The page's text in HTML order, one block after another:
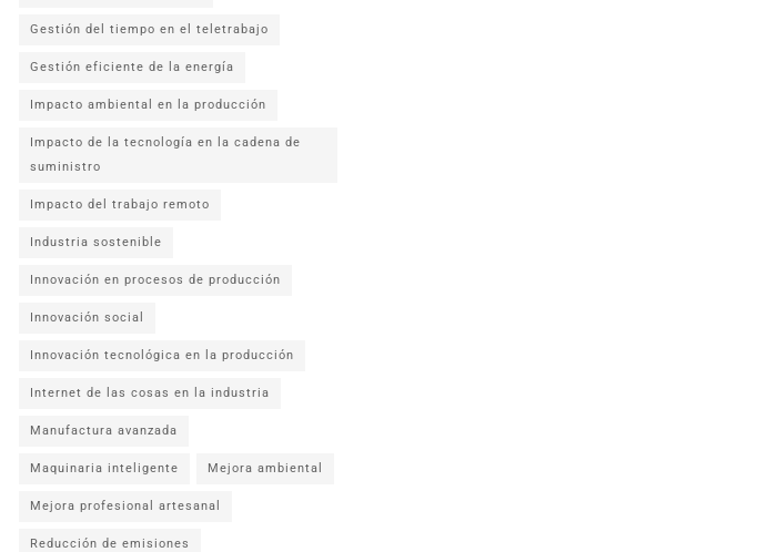
Gestión del tiempo en el teletrabajo
Gestión eficiente de la energía
Impacto ambiental en la producción
Impacto de la tecnología en la cadena de
suministro
Impacto del trabajo remoto
Industria sostenible
Innovación en procesos de producción
Innovación social
Innovación tecnológica en la producción
Internet de las cosas en la industria
Manufactura avanzada
Maquinaria inteligente Mejora ambiental
Mejora profesional artesanal
Reducción de emisiones